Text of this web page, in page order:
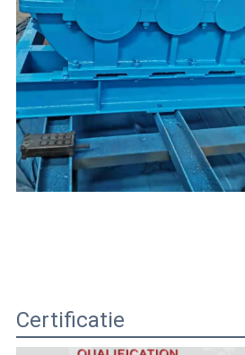
Certificatie